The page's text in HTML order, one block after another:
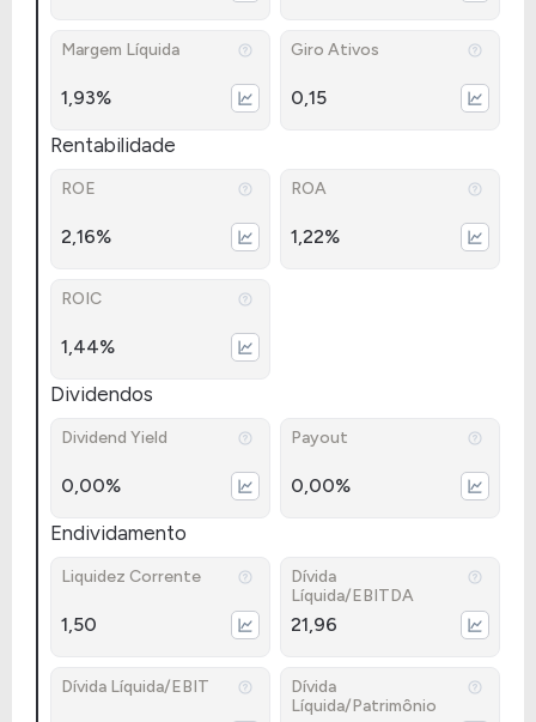
Margem Líquida
1,93%
Giro Ativos
0,15
Rentabilidade
ROE
2,16%
ROA
1,22%
ROIC
1,44%
Dividendos
Dividend Yield
0,00%
Payout
0,00%
Endividamento
Liquidez Corrente
1,50
Dívida
Líquida/EBITDA
21,96
Dívida Líquida/EBIT
Dívida
Líquida/Patrimônio